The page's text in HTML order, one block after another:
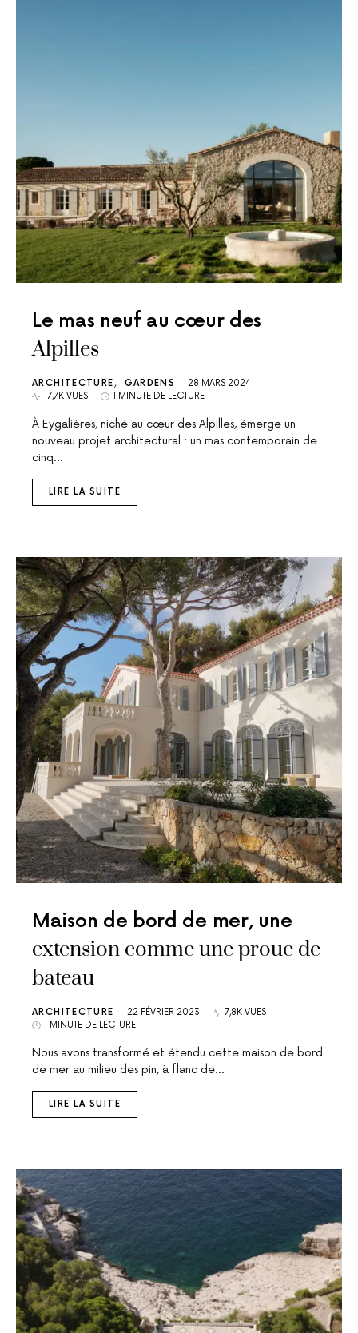
Le mas neuf au cœur des
Alpilles
ARCHITECTURE GARDENS
28 MARS 2024
17,7K VUES
1 MINUTE DE LECTURE
À Eygalières, niché au cœur des Alpilles, émerge un
nouveau projet architectural : un mas contemporain de
cinq…
LIRE LA SUITE
Maison de bord de mer, une
extension comme une proue de
bateau
ARCHITECTURE 22 FÉVRIER 2023
7,8K VUES
1 MINUTE DE LECTURE
Nous avons transformé et étendu cette maison de bord
de mer au milieu des pin, à flanc de…
LIRE LA SUITE